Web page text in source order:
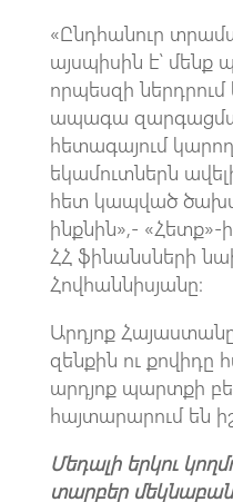
«Ընդհանուր
այսպիսին է՝ մենք
որպեսզի
ապագա
հետագայում
եկամուտներն
հետ կապված
ինքնին»,- «Հետք»-
ՀՀ ֆինանսների
Հովհաննիսյանը։
Արդյոք
զենքին ու քովիդը
արդյոք պարտքի
հայտարարում են
Մեդալի երկու
տարբեր